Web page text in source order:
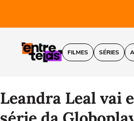
FILMES SÉRIES
Leandra Leal vai